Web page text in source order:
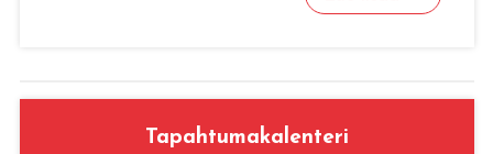
Tapahtumakalenteri